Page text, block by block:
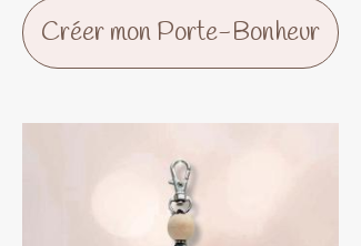
Créer mon Porte-Bonheur